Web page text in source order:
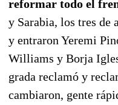
reformar todo el
y Sarabia, los tres de
y entraron Yeremi
Williams y Borja
grada reclamó y
cambiaron, gente